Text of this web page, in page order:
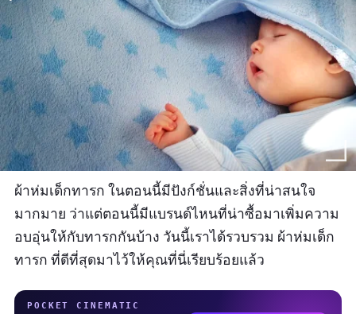
ผ้าห่มเด็กทารก ในตอนนี้มีปังก์ชั่นและสิ่งที่น่าสนใจ
มากมาย ว่าแต่ตอนนี้มีแบรนด์ไหนที่น่าซื้อมาเพิ่มความ
อบอุ่นให้กับทารกกันบ้าง วันนี้เราได้รวบรวม ผ้าห่มเด็ก
ทารก ที่ดีที่สุดมาไว้ให้คุณที่นี่เรียบร้อยแล้ว
POCKET CINEMATIC